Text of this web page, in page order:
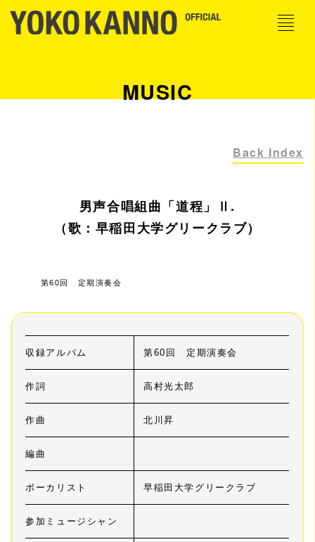
MUSIC
Back Index
男声合唱組曲「道程」Ⅱ.
（歌：早稲田大学グリークラブ）
第60回 定期演奏会
収録アルバム 第60回 定期演奏会
作詞 高村光太郎
作曲 北川昇
編曲
ボーカリスト 早稲田大学グリークラブ
参加ミュージシャン